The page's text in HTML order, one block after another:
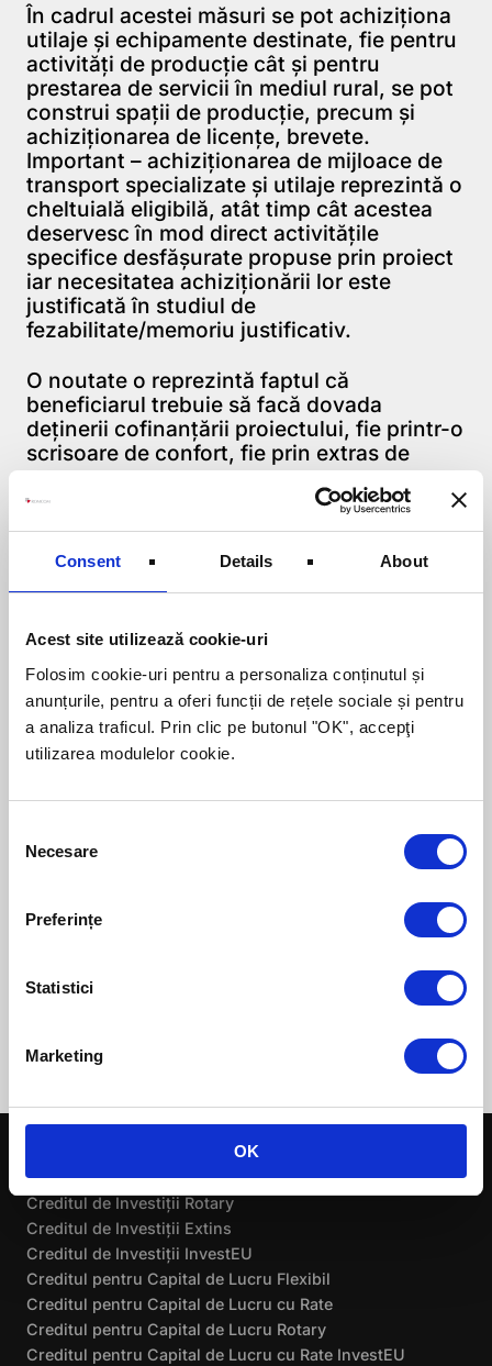
Consent Details About
Acest site utilizează cookie-uri
Folosim cookie-uri pentru a personaliza conținutul și
anunțurile, pentru a oferi funcții de rețele sociale și pentru
a analiza traficul. Prin clic pe butonul "OK", accepţi
utilizarea modulelor cookie.
Selection
Necesare
Preferințe
Statistici
Marketing
OK
În cadrul acestei măsuri se pot achiziţiona
utilaje şi echipamente destinate, fie pentru
activităţi de producţie cât şi pentru
prestarea de servicii în mediul rural, se pot
construi spaţii de producţie, precum şi
achiziționarea de licenţe, brevete.
Important – achiziţionarea de mijloace de
transport specializate şi utilaje reprezintă o
cheltuială eligibilă, atât timp cât acestea
deservesc în mod direct activităţile
specifice desfăşurate propuse prin proiect
iar necesitatea achiziţionării lor este
justificată în studiul de
fezabilitate/memoriu justificativ.
O noutate o reprezintă faptul că
beneficiarul trebuie să facă dovada
deţinerii cofinanţării proiectului, fie printr-o
scrisoare de confort, fie prin extras de
cont.
Pentru obținerea unei scrisori de confort,
puteți contacta ofițerii noștri de credit la nr.
de tel. 0259-479.793, e-mail
office@romcom.ro sau prinformularul de
Despre autor:
hotărât să aibă o afacere proprie în
domeniul zootehnic, împreună cu tatăl său.
Acum continuă să se implice în afacerea de
cu privire la oportunităţile de finanţare de
la Uniunea Europeană.
Creditul de Investiții
Creditul de Investiții Rotary
Creditul de Investiții Extins
Creditul de Investiții InvestEU
Creditul pentru Capital de Lucru Flexibil
Creditul pentru Capital de Lucru cu Rate
Creditul pentru Capital de Lucru Rotary
Creditul pentru Capital de Lucru cu Rate InvestEU